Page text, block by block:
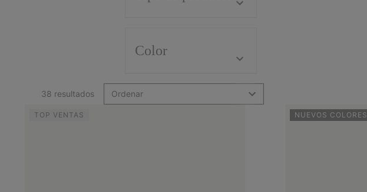
Color
38 resultados Ordenar
TOP VENTAS NUEVOS COLORES